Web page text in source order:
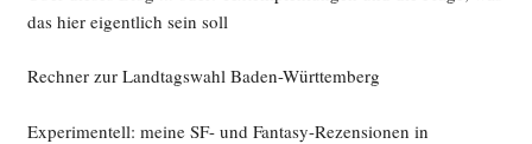
das hier eigentlich sein soll
Rechner zur Landtagswahl Baden-Württemberg
Experimentell: meine SF- und Fantasy-Rezensionen in